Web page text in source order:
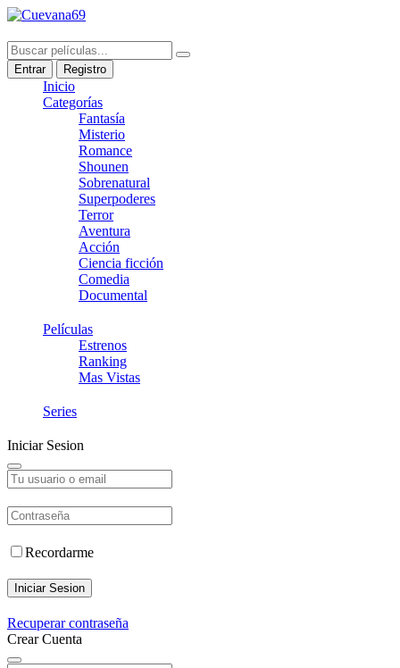
Entrar Registro
Inicio
Categorías
Fantasía
Misterio
Romance
Shounen
Sobrenatural
Superpoderes
Terror
Aventura
Acción
Ciencia ficción
Comedia
Documental
Películas
Estrenos
Ranking
Mas Vistas
Series
Iniciar Sesion
Recordarme
Iniciar Sesion
Recuperar contraseña
Crear Cuenta